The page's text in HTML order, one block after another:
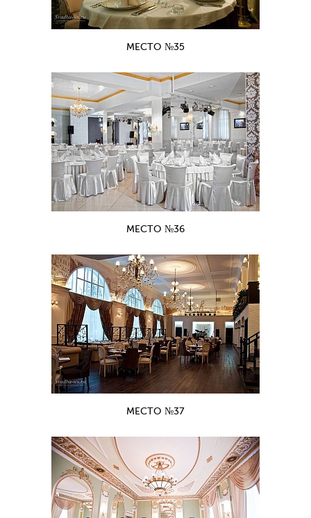
МЕСТО №35
МЕСТО №36
МЕСТО №37